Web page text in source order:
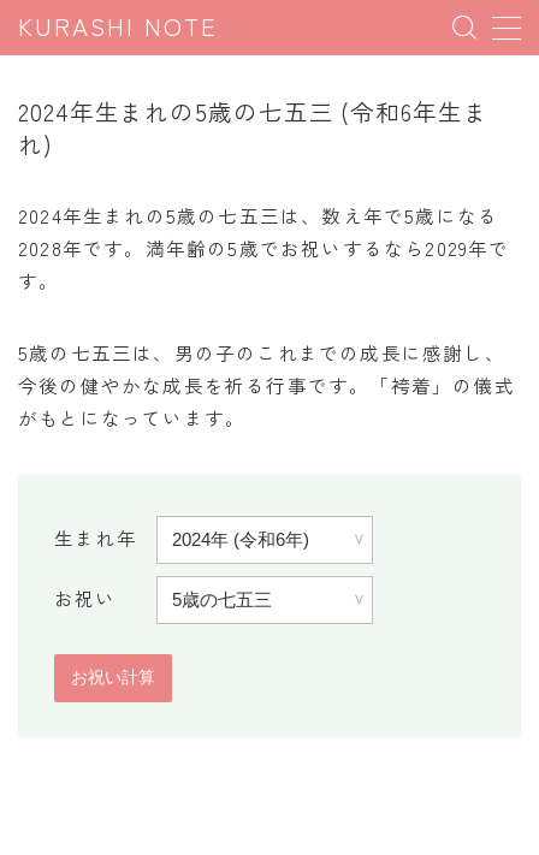
KURASHI NOTE
暮らしの雑学
暮らしの豆知識
暮らしのマナー
今日のこよみ
割増計算
消費税計算
希釈計算
食品の計量
2024年生まれの5歳の七五三 (令和6年生ま
れ)
2024年生まれの5歳の七五三は、数え年で5歳になる
2028年です。満年齢の5歳でお祝いするなら2029年で
す。
5歳の七五三は、男の子のこれまでの成長に感謝し、
今後の健やかな成長を祈る行事です。「袴着」の儀式
がもとになっています。
生まれ年
お祝い